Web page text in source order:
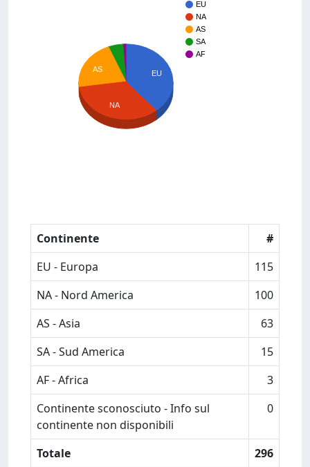
EU
NA
AS
SA
AF
EU
AS
NA
Continente
#
EU - Europa
115
NA - Nord America
100
AS - Asia
63
SA - Sud America
15
AF - Africa
3
Continente sconosciuto - Info sul
continente non disponibili
0
Totale 296